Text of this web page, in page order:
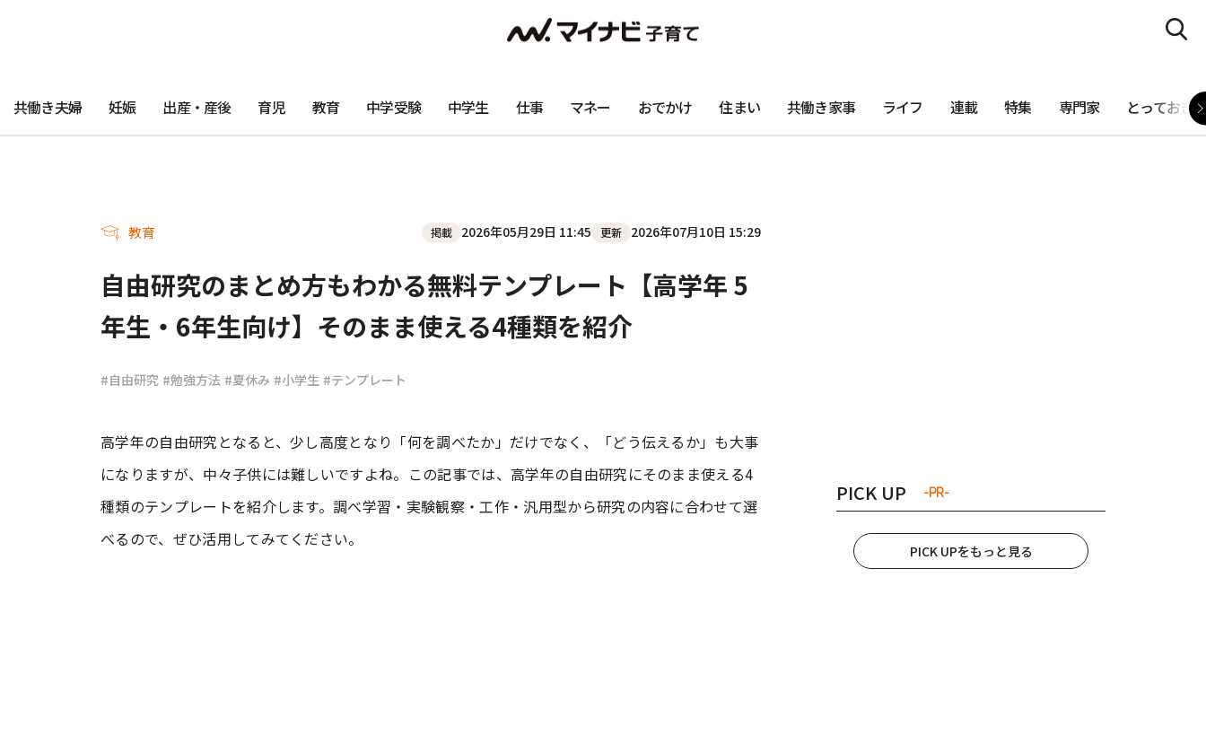
#渡邊大地の令和的ワーパパ道
共働き夫婦 妊娠 出産・産後 育児 教育 中学受験 中学生 仕事 マネー おでかけ 住まい 共働き家事 ライフ 連載 特集 専門家 とっておき
教育 掲載 2026年05月29日 11:45 更新 2026年07月10日 15:29
自由研究のまとめ方もわかる無料テンプレート【高学年 5
年生・6年生向け】そのまま使える4種類を紹介
#自由研究 #勉強方法 #夏休み #小学生 #テンプレート
高学年の自由研究となると、少し高度となり「何を調べたか」だけでなく、「どう伝えるか」も大事
になりますが、中々子供には難しいですよね。この記事では、高学年の自由研究にそのまま使える4
種類のテンプレートを紹介します。調べ学習・実験観察・工作・汎用型から研究の内容に合わせて選
べるので、ぜひ活用してみてください。
PICK UP -PR-
PICK UPをもっと見る